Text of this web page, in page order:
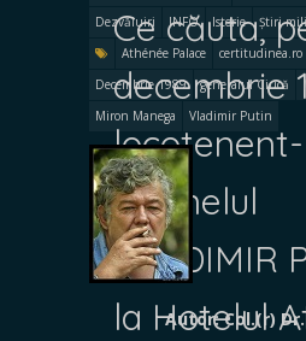
Ce căuta,
decembrie
locotenent-
colonelul
VLADIMIR
la Hotelul
Dezvăluiri
INFO Istorie Știri
Athénée Palace
certitudinea.ro
Decembrie 1989
generalul Ciucă
Miron Manega
Vladimir Putin
Autor: Col.(r) Dr.